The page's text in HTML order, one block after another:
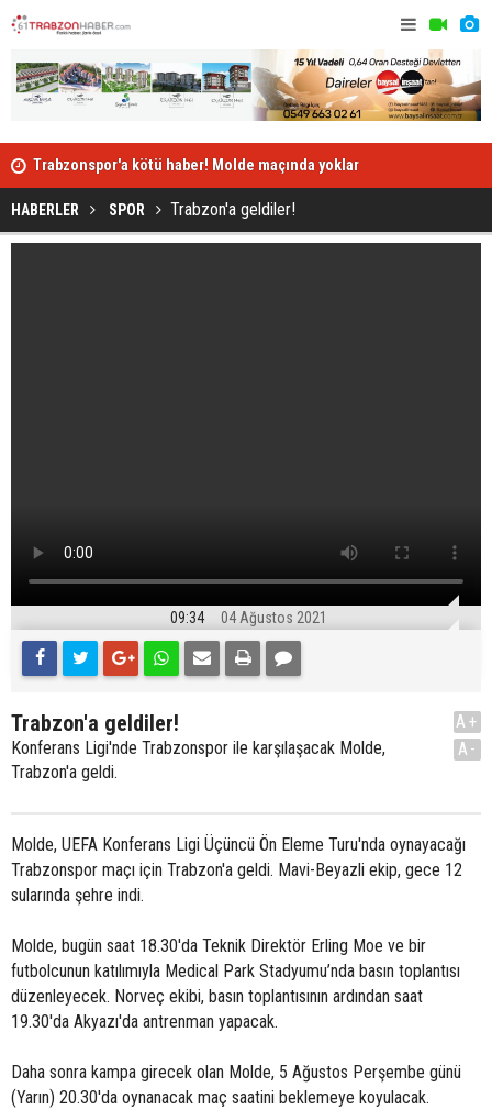
Trabzonspor'a kötü haber! Molde maçında yoklar
HABERLER SPOR Trabzon'a geldiler!
09:34 04 Ağustos 2021
Trabzon'a geldiler!
Konferans Ligi'nde Trabzonspor ile karşılaşacak Molde,
Trabzon'a geldi.
A+
A-
Molde, UEFA Konferans Ligi Üçüncü Ön Eleme Turu'nda oynayacağı
Trabzonspor maçı için Trabzon'a geldi. Mavi-Beyazli ekip, gece 12
sularında şehre indi.
Molde, bugün saat 18.30'da Teknik Direktör Erling Moe ve bir
futbolcunun katılımıyla Medical Park Stadyumu’nda basın toplantısı
düzenleyecek. Norveç ekibi, basın toplantısının ardından saat
19.30'da Akyazı'da antrenman yapacak.
Daha sonra kampa girecek olan Molde, 5 Ağustos Perşembe günü
(Yarın) 20.30'da oynanacak maç saatini beklemeye koyulacak.